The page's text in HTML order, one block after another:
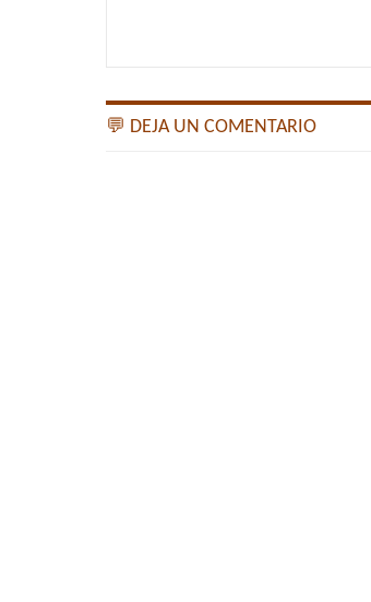
💬 DEJA UN COMENTARIO